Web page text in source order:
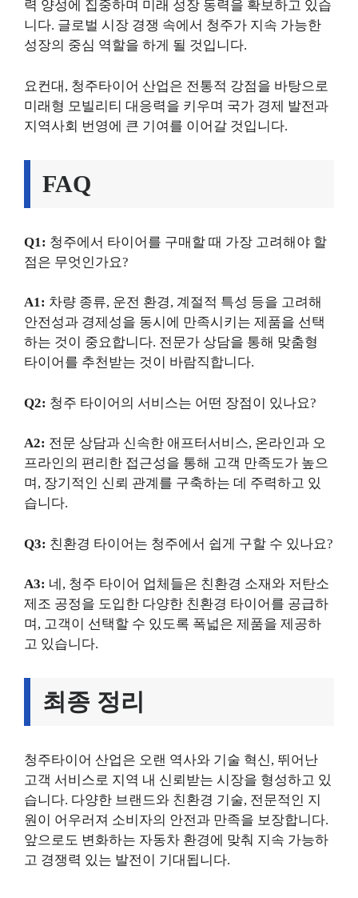
력 양성에 집중하며 미래 성장 동력을 확보하고 있습
니다. 글로벌 시장 경쟁 속에서 청주가 지속 가능한
성장의 중심 역할을 하게 될 것입니다.
요컨대, 청주타이어 산업은 전통적 강점을 바탕으로
미래형 모빌리티 대응력을 키우며 국가 경제 발전과
지역사회 번영에 큰 기여를 이어갈 것입니다.
FAQ
Q1: 청주에서 타이어를 구매할 때 가장 고려해야 할
점은 무엇인가요?
A1: 차량 종류, 운전 환경, 계절적 특성 등을 고려해
안전성과 경제성을 동시에 만족시키는 제품을 선택
하는 것이 중요합니다. 전문가 상담을 통해 맞춤형
타이어를 추천받는 것이 바람직합니다.
Q2: 청주 타이어의 서비스는 어떤 장점이 있나요?
A2: 전문 상담과 신속한 애프터서비스, 온라인과 오
프라인의 편리한 접근성을 통해 고객 만족도가 높으
며, 장기적인 신뢰 관계를 구축하는 데 주력하고 있
습니다.
Q3: 친환경 타이어는 청주에서 쉽게 구할 수 있나요?
A3: 네, 청주 타이어 업체들은 친환경 소재와 저탄소
제조 공정을 도입한 다양한 친환경 타이어를 공급하
며, 고객이 선택할 수 있도록 폭넓은 제품을 제공하
고 있습니다.
최종 정리
청주타이어 산업은 오랜 역사와 기술 혁신, 뛰어난
고객 서비스로 지역 내 신뢰받는 시장을 형성하고 있
습니다. 다양한 브랜드와 친환경 기술, 전문적인 지
원이 어우러져 소비자의 안전과 만족을 보장합니다.
앞으로도 변화하는 자동차 환경에 맞춰 지속 가능하
고 경쟁력 있는 발전이 기대됩니다.